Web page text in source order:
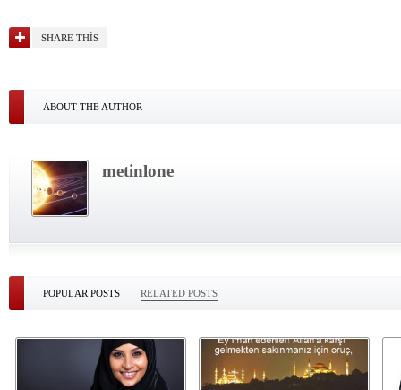
SHARE THIS
ABOUT THE AUTHOR
metinlone
POPULAR POSTS RELATED POSTS